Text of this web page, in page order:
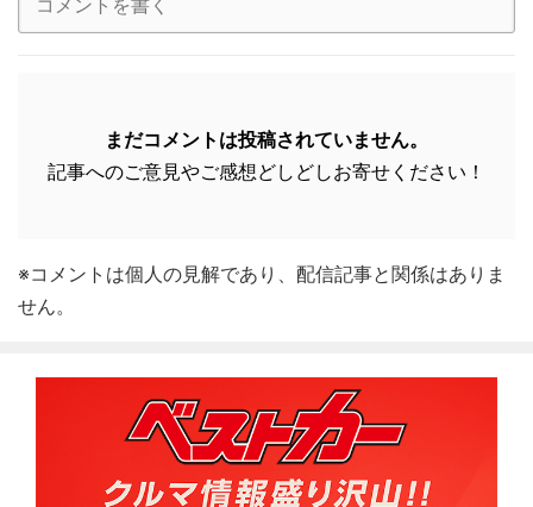
まだコメントは投稿されていません。
記事へのご意見やご感想どしどしお寄せください！
※コメントは個人の見解であり、配信記事と関係はありま
せん。